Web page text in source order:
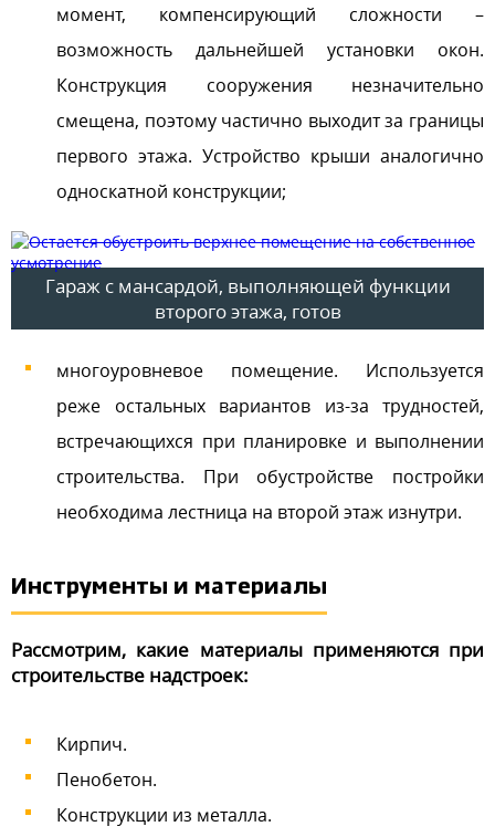
момент, компенсирующий сложности –
возможность дальнейшей установки окон.
Конструкция сооружения незначительно
смещена, поэтому частично выходит за границы
первого этажа. Устройство крыши аналогично
односкатной конструкции;
Гараж с мансардой, выполняющей функции
второго этажа, готов
многоуровневое помещение. Используется
реже остальных вариантов из-за трудностей,
встречающихся при планировке и выполнении
строительства. При обустройстве постройки
необходима лестница на второй этаж изнутри.
Инструменты и материалы
Рассмотрим, какие материалы применяются при
строительстве надстроек:
Кирпич.
Пенобетон.
Конструкции из металла.